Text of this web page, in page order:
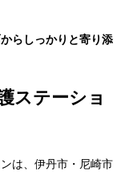
らしっかりと寄り添
ステーショ
は、伊丹市・尼崎市